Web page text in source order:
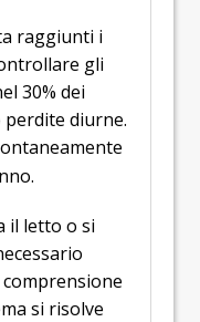
raggiunti i
gli
30% dei
diurne.
il letto o si
si risolve